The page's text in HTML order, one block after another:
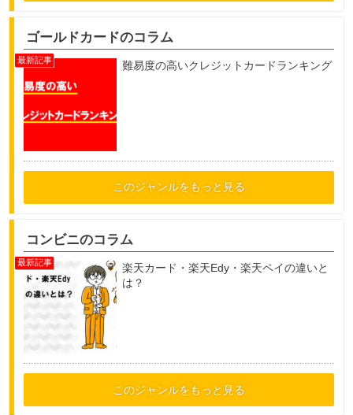
ゴールドカードのコラム
難易度の高いクレジットカードランキング
このジャンルをもっと見る
コンビニのコラム
楽天カード・楽天Edy・楽天ペイの違いと
は？
このジャンルをもっと見る